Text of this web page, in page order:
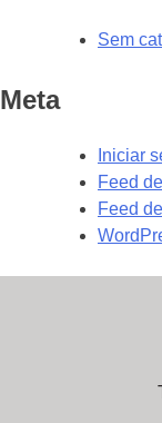
Sem
Meta
Iniciar
Feed
Feed